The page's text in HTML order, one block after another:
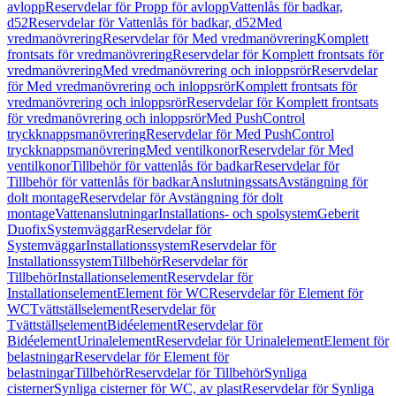
avloppReservdelar för Propp för avloppVattenlås för badkar,
d52Reservdelar för Vattenlås för badkar, d52Med
vredmanövreringReservdelar för Med vredmanövreringKomplett
frontsats för vredmanövreringReservdelar för Komplett frontsats för
vredmanövreringMed vredmanövrering och inloppsrörReservdelar
för Med vredmanövrering och inloppsrörKomplett frontsats för
vredmanövrering och inloppsrörReservdelar för Komplett frontsats
för vredmanövrering och inloppsrörMed PushControl
tryckknappsmanövreringReservdelar för Med PushControl
tryckknappsmanövreringMed ventilkonorReservdelar för Med
ventilkonorTillbehör för vattenlås för badkarReservdelar för
Tillbehör för vattenlås för badkarAnslutningssatsAvstängning för
dolt montageReservdelar för Avstängning för dolt
montageVattenanslutningarInstallations- och spolsystemGeberit
DuofixSystemväggarReservdelar för
SystemväggarInstallationssystemReservdelar för
InstallationssystemTillbehörReservdelar för
TillbehörInstallationselementReservdelar för
InstallationselementElement för WCReservdelar för Element för
WCTvättställselementReservdelar för
TvättställselementBidéelementReservdelar för
BidéelementUrinalelementReservdelar för UrinalelementElement för
belastningarReservdelar för Element för
belastningarTillbehörReservdelar för TillbehörSynliga
cisternerSynliga cisterner för WC, av plastReservdelar för Synliga